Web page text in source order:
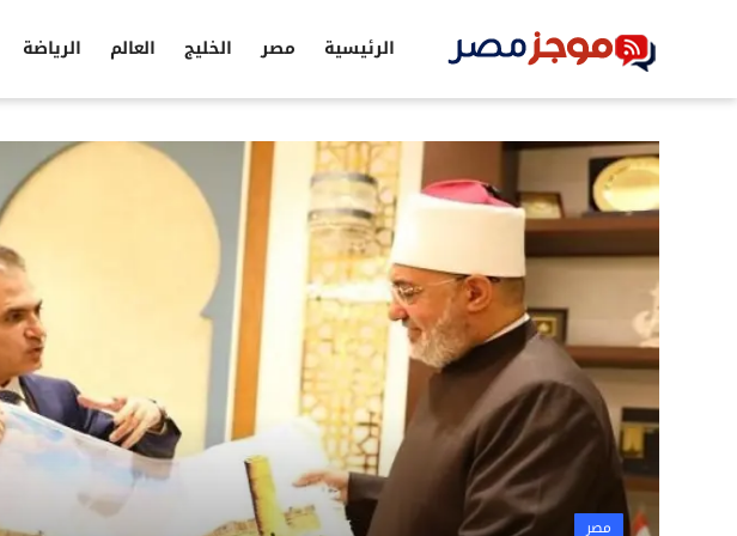
الرئيسية مصر الخليج العالم الرياضة
الرئيسية
تكنولوجيا
مصر